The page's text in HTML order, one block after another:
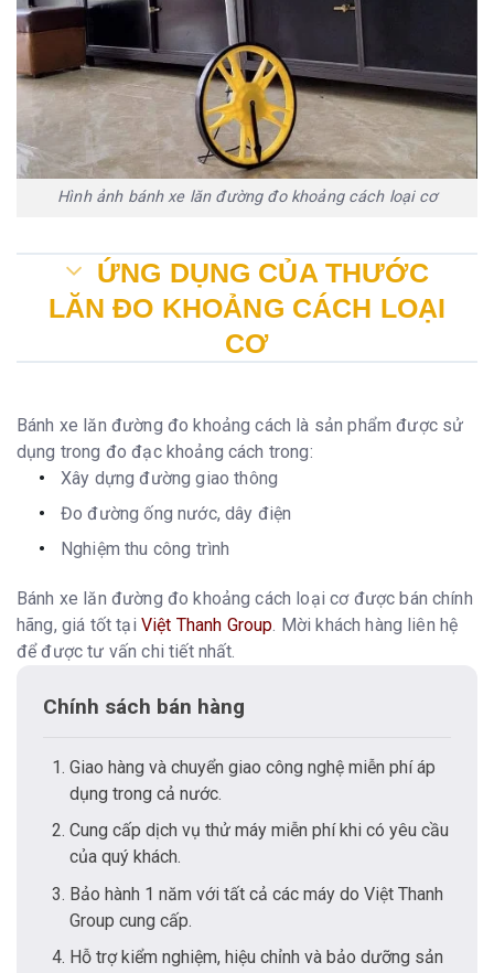
Hình ảnh bánh xe lăn đường đo khoảng cách loại cơ
ỨNG DỤNG CỦA THƯỚC
LĂN ĐO KHOẢNG CÁCH LOẠI
CƠ
Bánh xe lăn đường đo khoảng cách là sản phẩm được sử
dụng trong đo đạc khoảng cách trong:
Xây dựng đường giao thông
Đo đường ống nước, dây điện
Nghiệm thu công trình
Bánh xe lăn đường đo khoảng cách loại cơ được bán chính
hãng, giá tốt tại Việt Thanh Group . Mời khách hàng liên hệ
để được tư vấn chi tiết nhất.
Chính sách bán hàng
Giao hàng và chuyển giao công nghệ miễn phí áp
dụng trong cả nước.
Cung cấp dịch vụ thử máy miễn phí khi có yêu cầu
của quý khách.
Bảo hành 1 năm với tất cả các máy do Việt Thanh
Group cung cấp.
Hỗ trợ kiểm nghiệm, hiệu chỉnh và bảo dưỡng sản